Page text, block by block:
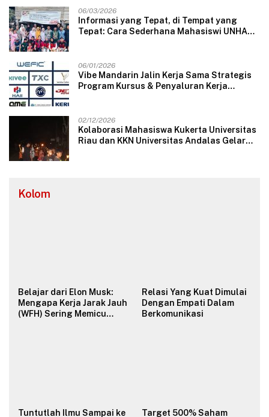
06/03/2026
Informasi yang Tepat, di Tempat yang
Tepat: Cara Sederhana Mahasiswi UNHAS
06/01/2026
Vibe Mandarin Jalin Kerja Sama Strategis
Program Kursus & Penyaluran Kerja
02/12/2026
Kolaborasi Mahasiswa Kukerta Universitas
Riau dan KKN Universitas Andalas Gelar
Kolom
Belajar dari Elon Musk:
Mengapa Kerja Jarak Jauh
(WFH) Sering Memicu
Relasi Yang Kuat Dimulai
Dengan Empati Dalam
Berkomunikasi
Tuntutlah Ilmu Sampai ke
Target 500% Saham